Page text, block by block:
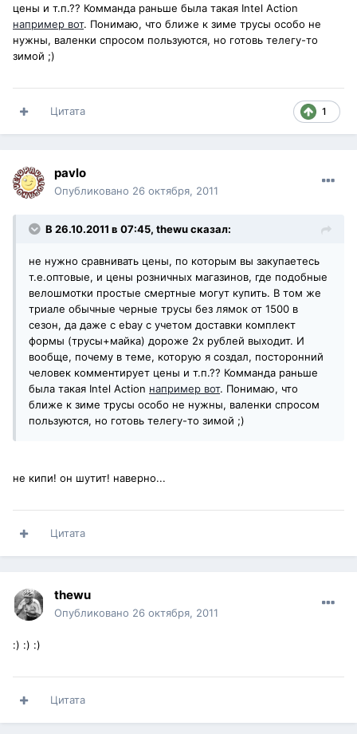
цены и т.п.?? Комманда раньше была такая Intel Action
например вот. Понимаю, что ближе к зиме трусы особо не
нужны, валенки спросом пользуются, но готовь телегу-то
зимой ;)
1
Цитата
pavlo
Опубликовано 26 октября, 2011
В 26.10.2011 в 07:45, thewu сказал:
не нужно сравнивать цены, по которым вы закупаетесь
т.е.оптовые, и цены розничных магазинов, где подобные
велошмотки простые смертные могут купить. В том же
триале обычные черные трусы без лямок от 1500 в
сезон, да даже с ebay с учетом доставки комплект
формы (трусы+майка) дороже 2х рублей выходит. И
вообще, почему в теме, которую я создал, посторонний
человек комментирует цены и т.п.?? Комманда раньше
была такая Intel Action например вот. Понимаю, что
ближе к зиме трусы особо не нужны, валенки спросом
пользуются, но готовь телегу-то зимой ;)
не кипи! он шутит! наверно...
Цитата
thewu
Опубликовано 26 октября, 2011
:) :) :)
Цитата